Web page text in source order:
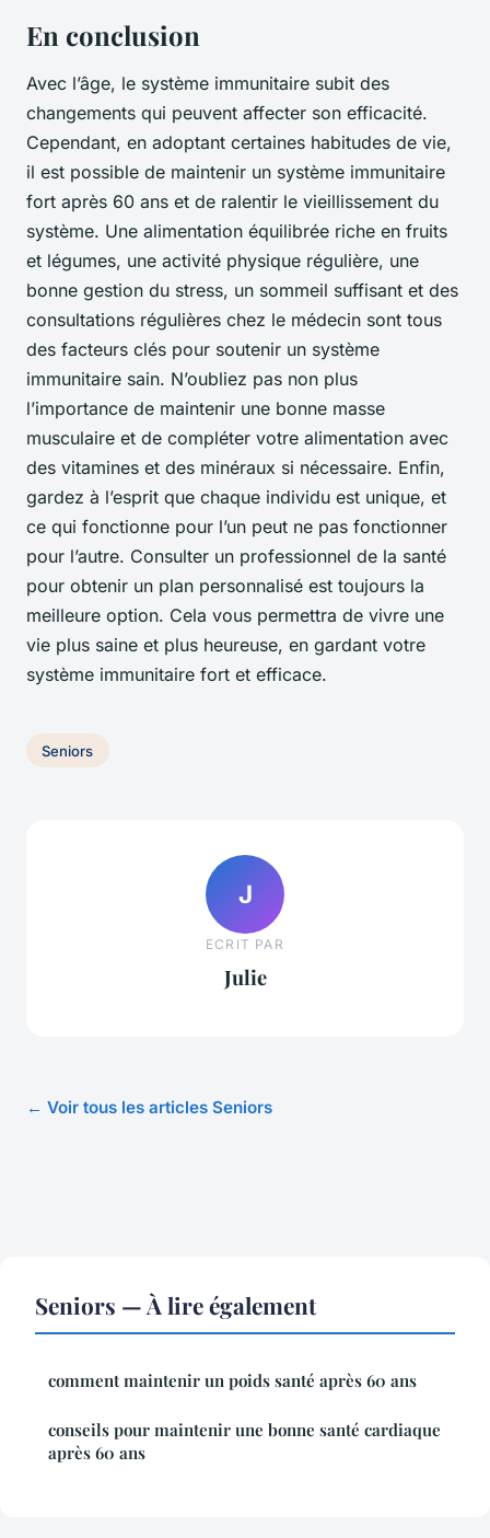
En conclusion
Avec l’âge, le système immunitaire subit des
changements qui peuvent affecter son efficacité.
Cependant, en adoptant certaines habitudes de vie,
il est possible de maintenir un système immunitaire
fort après 60 ans et de ralentir le vieillissement du
système. Une alimentation équilibrée riche en fruits
et légumes, une activité physique régulière, une
bonne gestion du stress, un sommeil suffisant et des
consultations régulières chez le médecin sont tous
des facteurs clés pour soutenir un système
immunitaire sain. N’oubliez pas non plus
l’importance de maintenir une bonne masse
musculaire et de compléter votre alimentation avec
des vitamines et des minéraux si nécessaire. Enfin,
gardez à l’esprit que chaque individu est unique, et
ce qui fonctionne pour l’un peut ne pas fonctionner
pour l’autre. Consulter un professionnel de la santé
pour obtenir un plan personnalisé est toujours la
meilleure option. Cela vous permettra de vivre une
vie plus saine et plus heureuse, en gardant votre
système immunitaire fort et efficace.
Seniors
J
ECRIT PAR
Julie
← Voir tous les articles Seniors
Seniors — À lire également
comment maintenir un poids santé après 60 ans
conseils pour maintenir une bonne santé cardiaque
après 60 ans